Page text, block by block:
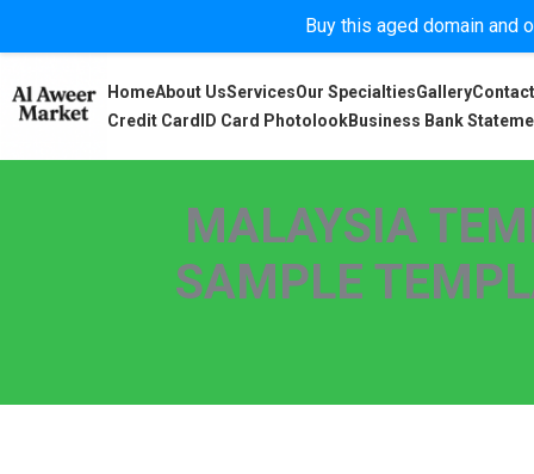
Buy this aged domain and
HomeAbout UsServicesOur SpecialtiesGallery
Credit Card
ID Card PhotolookBusiness Bank
MALAYSIA
SAMPLE